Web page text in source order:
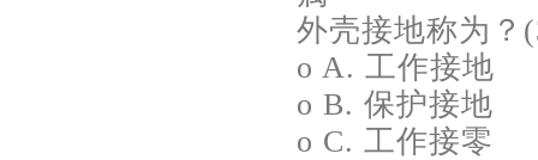
外壳接地称为？
o A. 工作接地
o B. 保护接地
o C. 工作接零